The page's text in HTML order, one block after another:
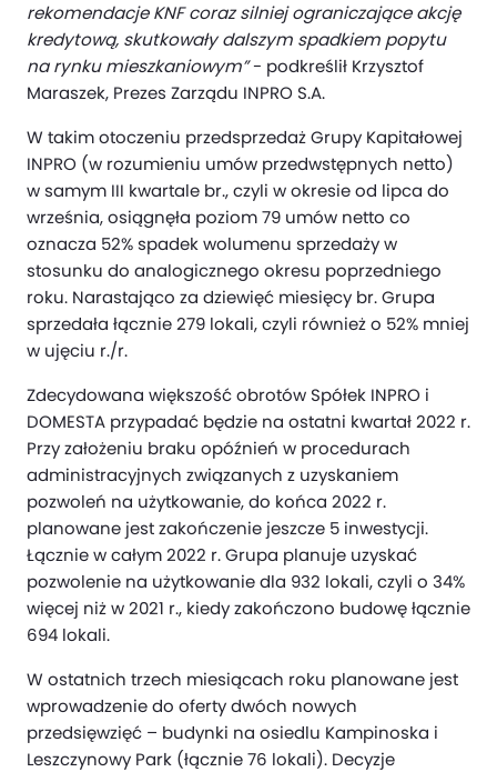
rekomendacje KNF coraz silniej ograniczające akcję
kredytową, skutkowały dalszym spadkiem popytu
na rynku mieszkaniowym”- podkreślił Krzysztof
Maraszek, Prezes Zarządu INPRO S.A.
W takim otoczeniu przedsprzedaż Grupy Kapitałowej
INPRO (w rozumieniu umów przedwstępnych netto)
w samym III kwartale br., czyli w okresie od lipca do
września, osiągnęła poziom 79 umów netto co
oznacza 52% spadek wolumenu sprzedaży w
stosunku do analogicznego okresu poprzedniego
roku. Narastająco za dziewięć miesięcy br. Grupa
sprzedała łącznie 279 lokali, czyli również o 52% mniej
w ujęciu r./r.
Zdecydowana większość obrotów Spółek INPRO i
DOMESTA przypadać będzie na ostatni kwartał 2022 r.
Przy założeniu braku opóźnień w procedurach
administracyjnych związanych z uzyskaniem
pozwoleń na użytkowanie, do końca 2022 r.
planowane jest zakończenie jeszcze 5 inwestycji.
Łącznie w całym 2022 r. Grupa planuje uzyskać
pozwolenie na użytkowanie dla 932 lokali, czyli o 34%
więcej niż w 2021 r., kiedy zakończono budowę łącznie
694 lokali.
W ostatnich trzech miesiącach roku planowane jest
wprowadzenie do oferty dwóch nowych
przedsięwzięć – budynki na osiedlu Kampinoska i
Leszczynowy Park (łącznie 76 lokali). Decyzje